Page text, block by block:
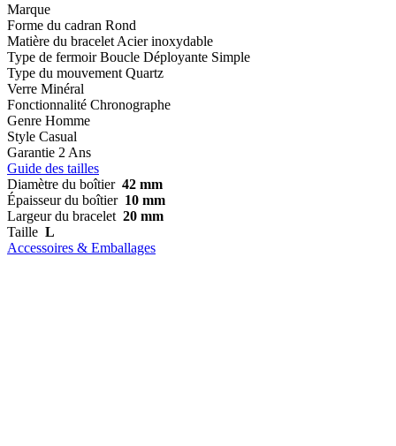
Marque
Forme du cadran Rond
Matière du bracelet Acier inoxydable
Type de fermoir Boucle Déployante Simple
Type du mouvement Quartz
Verre Minéral
Fonctionnalité Chronographe
Genre Homme
Style Casual
Garantie 2 Ans
Guide des tailles
Diamètre du boîtier 42 mm
Épaisseur du boîtier 10 mm
Largeur du bracelet 20 mm
Taille L
Accessoires & Emballages